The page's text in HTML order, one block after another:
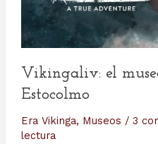
Vikingaliv: el
Estocolmo
Era Vikinga, Museos / 3
lectura